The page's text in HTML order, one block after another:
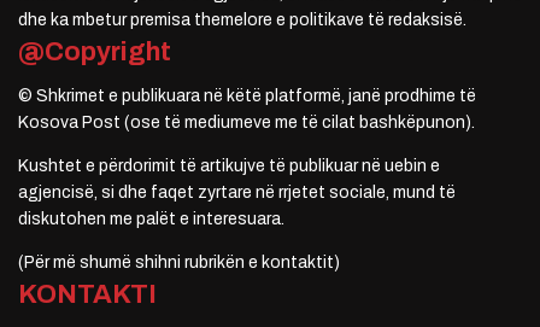
dhe ka mbetur premisa themelore e politikave të redaksisë.
@Copyright
© Shkrimet e publikuara në këtë platformë, janë prodhime të
Kosova Post (ose të mediumeve me të cilat bashkëpunon).
Kushtet e përdorimit të artikujve të publikuar në uebin e
agjencisë, si dhe faqet zyrtare në rrjetet sociale, mund të
diskutohen me palët e interesuara.
(Për më shumë shihni rubrikën e kontaktit)
KONTAKTI